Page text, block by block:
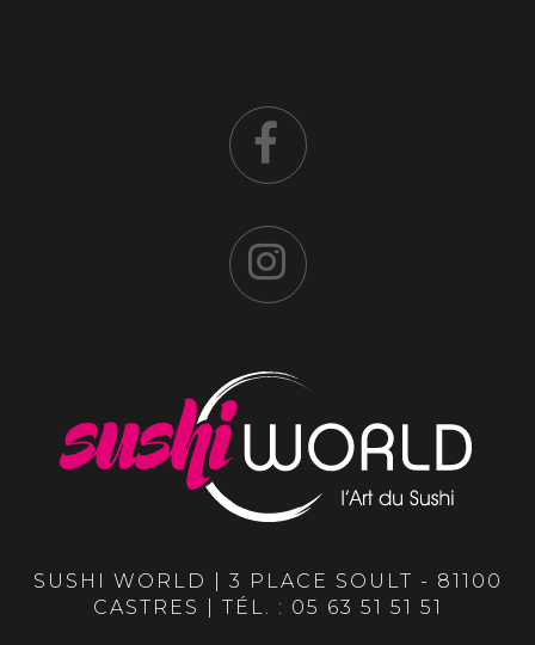
SUSHI WORLD | 3 PLACE SOULT - 81100
CASTRES | TÉL. : 05 63 51 51 51